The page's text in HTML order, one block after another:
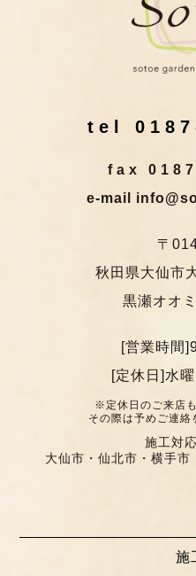
tel
fax
e-mail
〒
秋田県大仙市
黒瀬オオ
[営業時間
[定休日]水
※定休日のご来店
その際は予めご連絡
施工対
大仙市・仙北市・横手
施